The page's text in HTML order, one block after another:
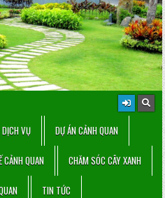
DỊCH VỤ DỰ ÁN CẢNH QUAN
CẢNH QUAN CHĂM SÓC CÂY XANH
TIN TỨC